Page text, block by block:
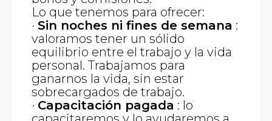
Lo que tenemos para ofrecer:
· Sin noches ni fines de semana :
valoramos tener un sólido
equilibrio entre el trabajo y la vida
personal. Trabajamos para
ganarnos la vida, sin estar
sobrecargados de trabajo.
· Capacitación pagada : lo